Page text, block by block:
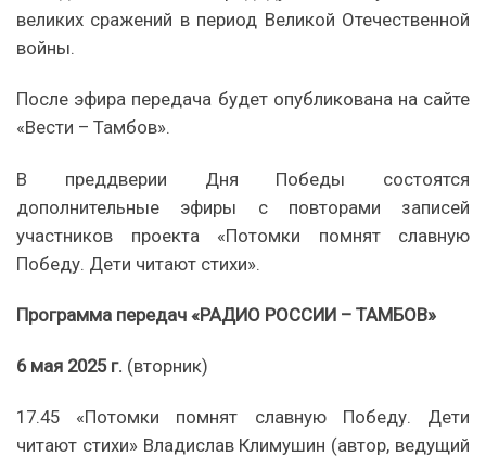
великих сражений в период Великой Отечественной
войны.
После эфира передача будет опубликована на сайте
«Вести – Тамбов».
В преддверии Дня Победы состоятся
дополнительные эфиры с повторами записей
участников проекта «Потомки помнят славную
Победу. Дети читают стихи».
Программа передач «РАДИО РОССИИ – ТАМБОВ»
6 мая 2025 г. (вторник)
17.45 «Потомки помнят славную Победу. Дети
читают стихи» Владислав Климушин (автор, ведущий